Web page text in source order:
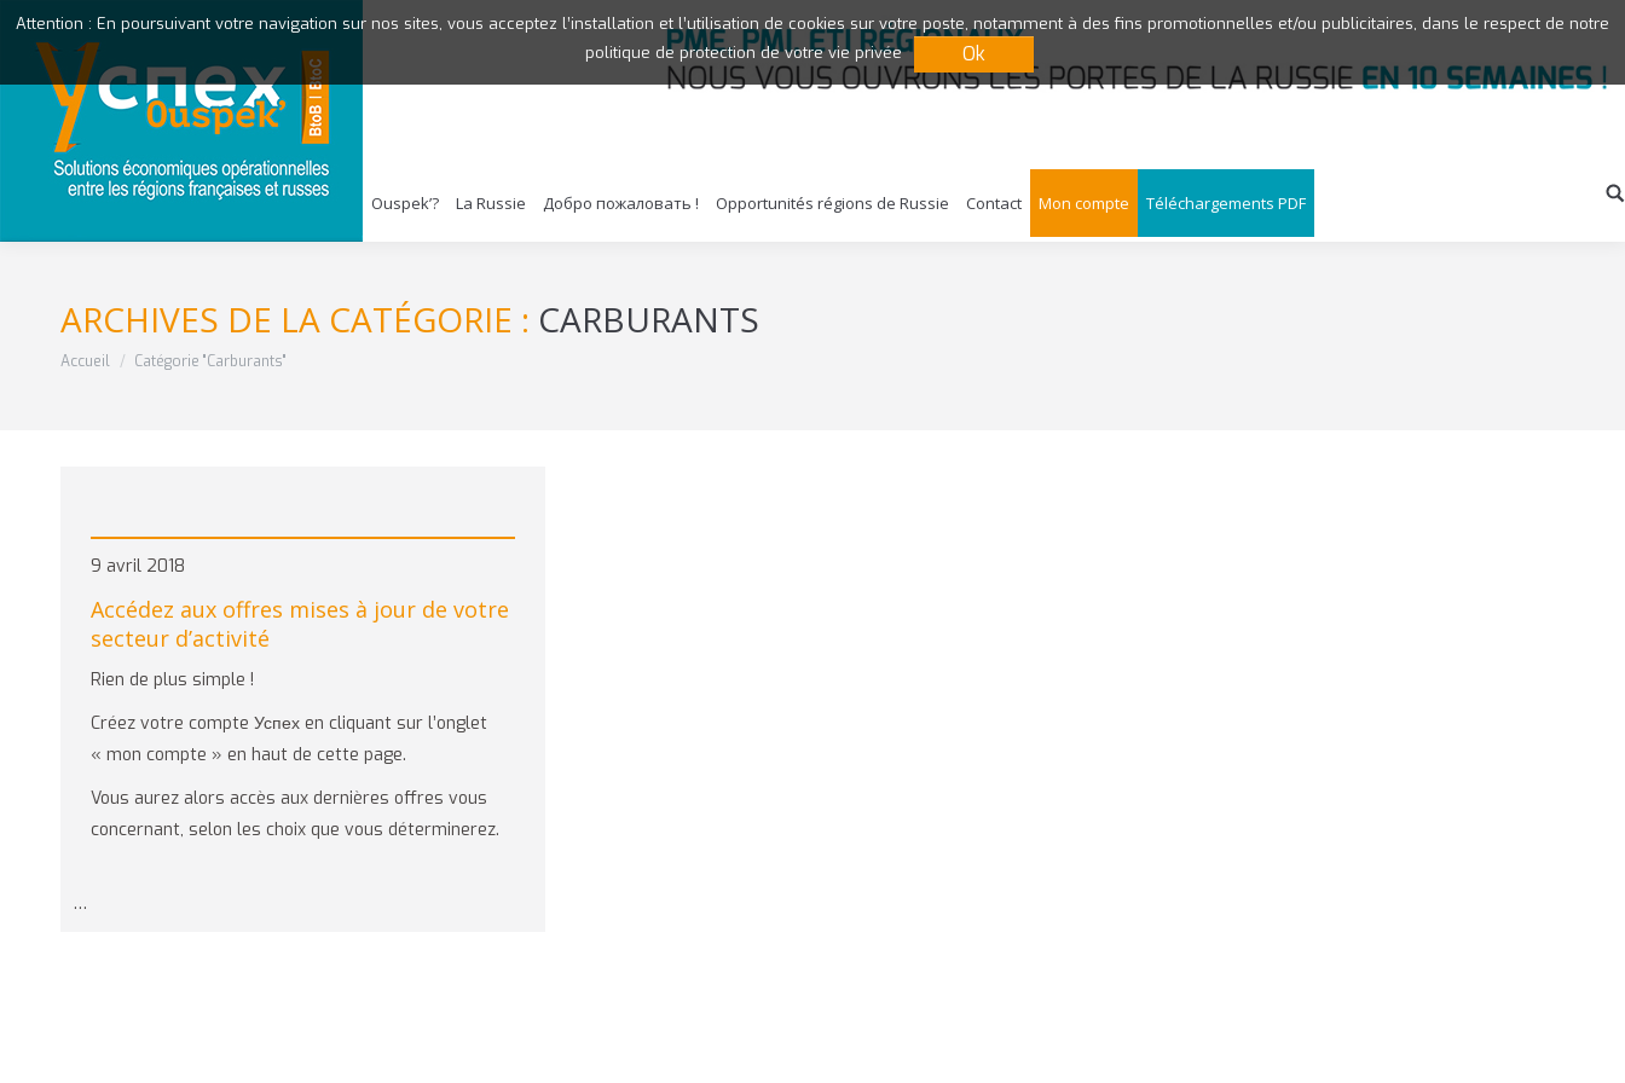
Ouspek’? La Russie Добро пожаловать ! Opportunités régions de Russie Contact Mon compte Téléchargements PDF
ARCHIVES DE LA CATÉGORIE : CARBURANTS
Vous êtes ici :
Accueil Catégorie "Carburants"
9 avril 2018
Accédez aux offres mises à jour de votre
secteur d’activité
Rien de plus simple !
Créez votre compte Успех en cliquant sur l’onglet
« mon compte » en haut de cette page.
Vous aurez alors accès aux dernières offres vous
concernant, selon les choix que vous déterminerez.
…
Attention : En poursuivant votre navigation sur nos sites, vous acceptez l’installation et l’utilisation de cookies sur votre poste, notamment à des fins promotionnelles et/ou publicitaires, dans le respect de notre
politique de protection de votre vie privée
Ok